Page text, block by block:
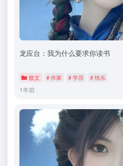
龙应台：我为什么要求你读书
散文 # 作家 # 学历 # 快乐
1年前